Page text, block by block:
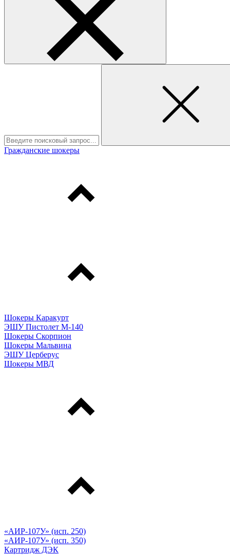
Гражданские шокеры
Шокеры Каракурт
ЭШУ Пистолет М-140
Шокеры Скорпион
Шокеры Мальвина
ЭШУ Церберус
Шокеры МВД
«АИР-107У» (исп. 250)
«АИР-107У» (исп. 350)
Картридж ДЭК